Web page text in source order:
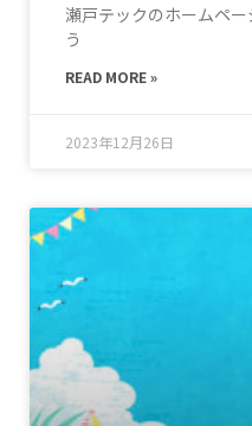
瀬戸テックのホームペ
う
READ MORE »
2023年12月26日